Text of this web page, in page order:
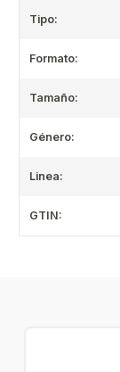
Tipo:
Formato:
Tamaño:
Género:
Linea:
GTIN: